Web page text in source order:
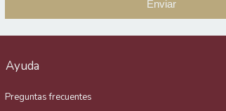
Enviar
Ayuda
Preguntas frecuentes